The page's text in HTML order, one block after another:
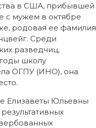
в США, прибывшей
с мужем в октябре
родовая ее фамилия
Среди
разведчиц,
школу
ОГПУ (ИНО), она
Елизаветы Юльевны